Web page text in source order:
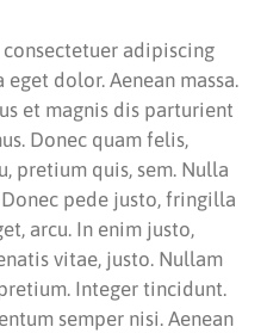
adipiscing
dolor. Aenean massa.
et magnis dis parturient
Donec quam felis,
pretium quis, sem. Nulla
pede justo, fringilla
arcu. In enim justo,
vitae, justo. Nullam
Integer tincidunt.
semper nisi. Aenean